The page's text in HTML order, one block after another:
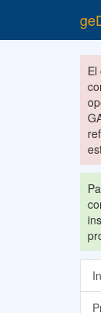
El